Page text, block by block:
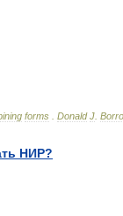
forms Donald J
НИР?